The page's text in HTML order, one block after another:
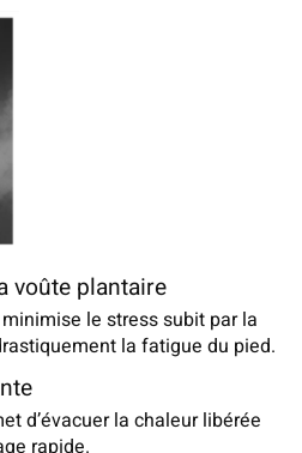
voûte plantaire
le stress subit par la
la fatigue du pied.
d’évacuer la chaleur libérée
rapide.